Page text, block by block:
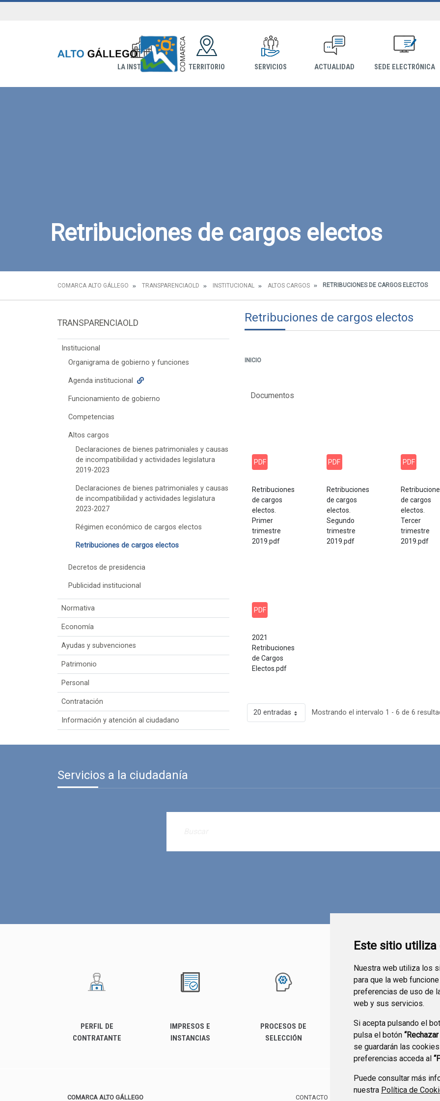
Este sitio
Nuestra web utiliza los
para que la web
preferencias de uso de
web y sus servicios.
Si acepta pulsando el
pulsa el botón
se guardarán las
preferencias acceda al
Puede consultar más
nuestra Política de
LA INSTITUCIÓN TERRITORIO SERVICIOS ACTUALIDAD SEDE ELECTRÓNICA
Retribuciones de cargos electos
COMARCA ALTO GÁLLEGO TRANSPARENCIAOLD INSTITUCIONAL ALTOS CARGOS RETRIBUCIONES DE CARGOS ELECTOS
TRANSPARENCIAOLD
Institucional
Organigrama de gobierno y funciones
Agenda institucional
Funcionamiento de gobierno
Competencias
Altos cargos
Declaraciones de bienes patrimoniales y causas
de incompatibilidad y actividades legislatura
2019-2023
Declaraciones de bienes patrimoniales y causas
de incompatibilidad y actividades legislatura
2023-2027
Régimen económico de cargos electos
Retribuciones de cargos electos
Decretos de presidencia
Publicidad institucional
Normativa
Economía
Ayudas y subvenciones
Patrimonio
Personal
Contratación
Información y atención al ciudadano
Retribuciones de cargos electos
INICIO
Documentos
PDF
Retribuciones
de cargos
electos.
Primer
trimestre
2019.pdf
PDF
Retribuciones
de cargos
electos.
Segundo
trimestre
2019.pdf
PDF
de cargos
electos.
Tercer
trimestre
2019.pdf
PDF
2021
Retribuciones
de Cargos
Electos.pdf
20 entradas Mostrando el intervalo 1 - 6 de 6
Servicios a la ciudadanía
PERFIL DE
CONTRATANTE
IMPRESOS E
INSTANCIAS
PROCESOS DE
SELECCIÓN
SERVICIOS
COMARCA ALTO GÁLLEGO CONTACTO